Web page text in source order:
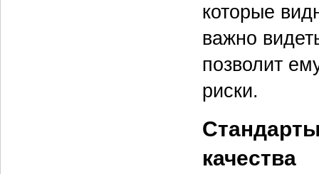
которые
важно
позволит
риски.
качества